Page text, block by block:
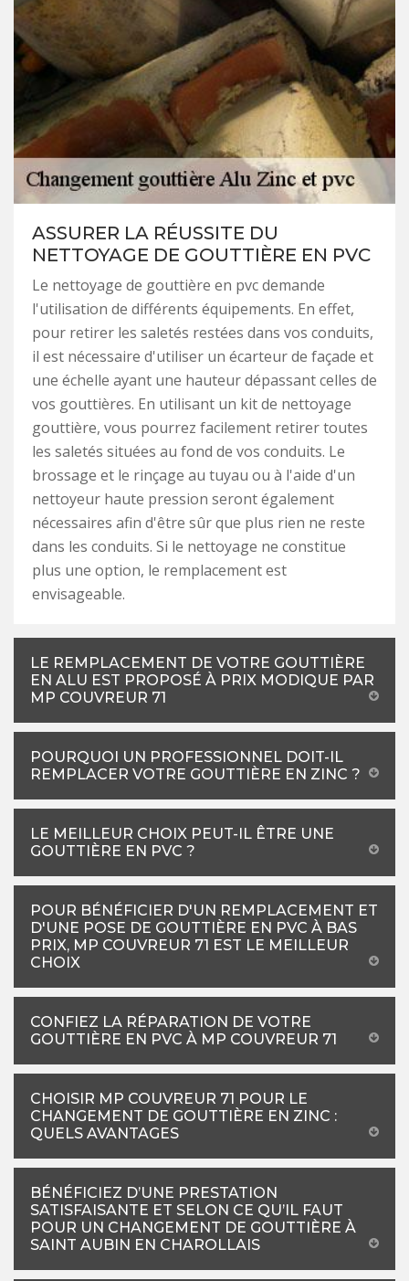
ASSURER LA RÉUSSITE DU
NETTOYAGE DE GOUTTIÈRE EN PVC
Le nettoyage de gouttière en pvc demande
l'utilisation de différents équipements. En effet,
pour retirer les saletés restées dans vos conduits,
il est nécessaire d'utiliser un écarteur de façade et
une échelle ayant une hauteur dépassant celles de
vos gouttières. En utilisant un kit de nettoyage
gouttière, vous pourrez facilement retirer toutes
les saletés situées au fond de vos conduits. Le
brossage et le rinçage au tuyau ou à l'aide d'un
nettoyeur haute pression seront également
nécessaires afin d'être sûr que plus rien ne reste
dans les conduits. Si le nettoyage ne constitue
plus une option, le remplacement est
envisageable.
LE REMPLACEMENT DE VOTRE GOUTTIÈRE
EN ALU EST PROPOSÉ À PRIX MODIQUE PAR
MP COUVREUR 71
POURQUOI UN PROFESSIONNEL DOIT-IL
REMPLACER VOTRE GOUTTIÈRE EN ZINC ?
LE MEILLEUR CHOIX PEUT-IL ÊTRE UNE
GOUTTIÈRE EN PVC ?
POUR BÉNÉFICIER D'UN REMPLACEMENT ET
D'UNE POSE DE GOUTTIÈRE EN PVC À BAS
PRIX, MP COUVREUR 71 EST LE MEILLEUR
CHOIX
CONFIEZ LA RÉPARATION DE VOTRE
GOUTTIÈRE EN PVC À MP COUVREUR 71
CHOISIR MP COUVREUR 71 POUR LE
CHANGEMENT DE GOUTTIÈRE EN ZINC :
QUELS AVANTAGES
BÉNÉFICIEZ D’UNE PRESTATION
SATISFAISANTE ET SELON CE QU’IL FAUT
POUR UN CHANGEMENT DE GOUTTIÈRE À
SAINT AUBIN EN CHAROLLAIS